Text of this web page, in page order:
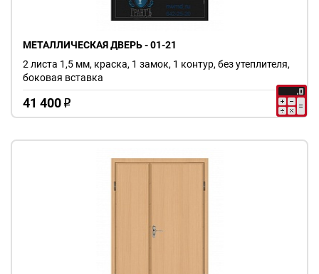
МЕТАЛЛИЧЕСКАЯ ДВЕРЬ - 01-21
41 400 o
2 листа 1,5 мм, краска, 1 замок, 1 контур, без утеплителя,
боковая вставка